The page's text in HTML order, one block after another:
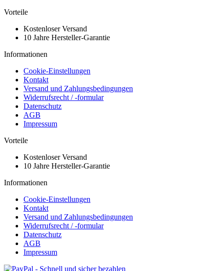
Vorteile
Kostenloser Versand
10 Jahre Hersteller-Garantie
Informationen
Cookie-Einstellungen
Kontakt
Versand und Zahlungsbedingungen
Widerrufsrecht / -formular
Datenschutz
AGB
Impressum
Vorteile
Kostenloser Versand
10 Jahre Hersteller-Garantie
Informationen
Cookie-Einstellungen
Kontakt
Versand und Zahlungsbedingungen
Widerrufsrecht / -formular
Datenschutz
AGB
Impressum